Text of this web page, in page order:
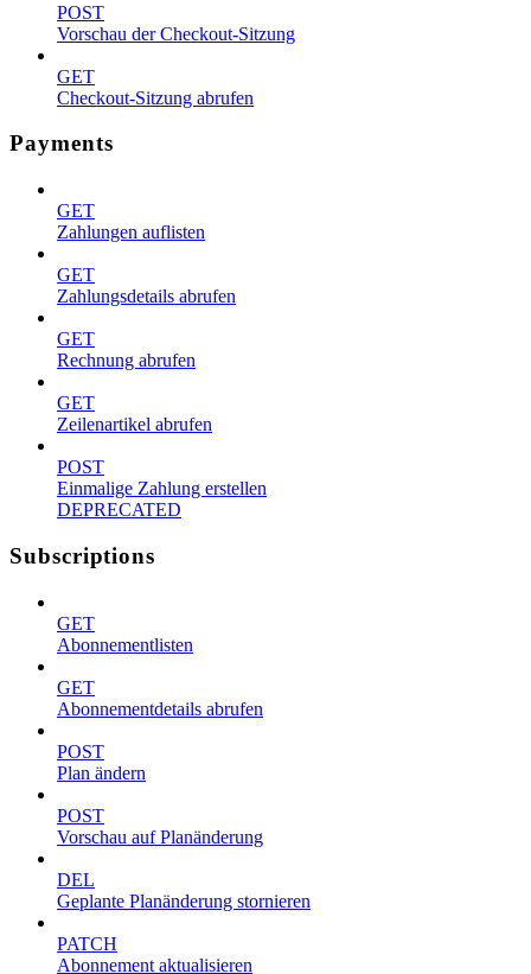
POST
Vorschau der Checkout-Sitzung
GET
Checkout-Sitzung abrufen
Payments
GET
Zahlungen auflisten
GET
Zahlungsdetails abrufen
GET
Rechnung abrufen
GET
Zeilenartikel abrufen
POST
Einmalige Zahlung erstellen
DEPRECATED
Subscriptions
GET
Abonnementlisten
GET
Abonnementdetails abrufen
POST
Plan ändern
POST
Vorschau auf Planänderung
DEL
Geplante Planänderung stornieren
PATCH
Abonnement aktualisieren